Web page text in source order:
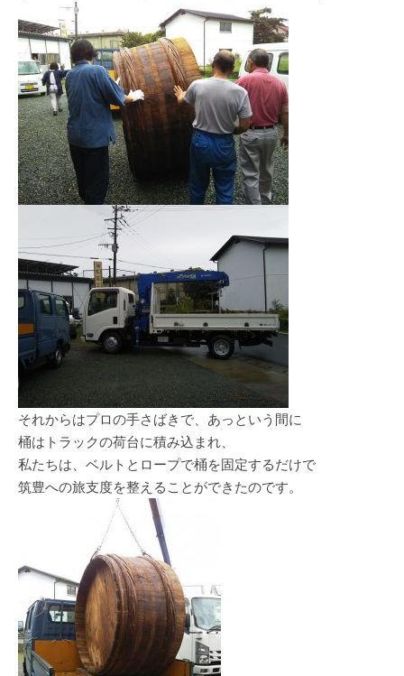
それからはプロの手さばきで、あっという間に
桶はトラックの荷台に積み込まれ、
私たちは、ベルトとロープで桶を固定するだけで
筑豊への旅支度を整えることができたのです。